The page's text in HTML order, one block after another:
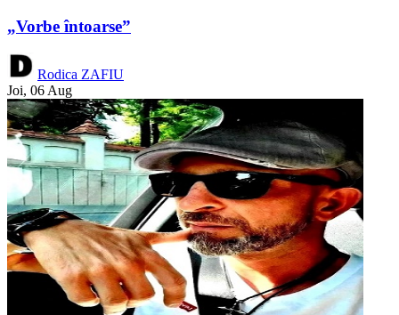
„Vorbe întoarse”
Rodica ZAFIU
Joi, 06 Aug